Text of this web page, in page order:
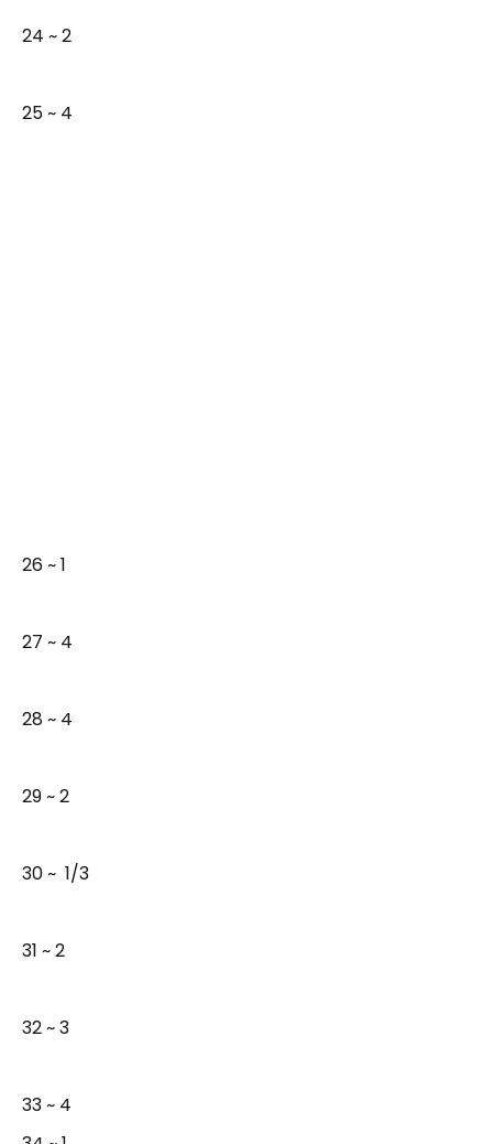
24 ~ 2
25 ~ 4
26 ~ 1
27 ~ 4
28 ~ 4
29 ~ 2
30 ~ 1/3
31 ~ 2
32 ~ 3
33 ~ 4